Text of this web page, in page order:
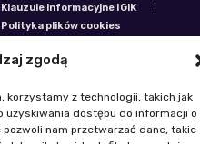
zgodą
korzystamy z technologii, takich jak
uzyskiwania dostępu do informacji o
nam przetwarzać dane, takie
Klauzule informacyjne IGiK
Polityka plików cookies